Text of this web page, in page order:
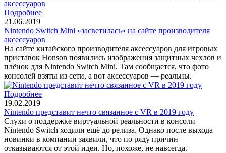
Подробнее
21.06.2019
Nintendo Switch Mini «засветилась» на сайте производителя
аксессуаров
На сайте китайского производителя аксессуаров для игровых
приставок Honson появились изображения защитных чехлов и
плёнок для Nintendo Switch Mini. Там сообщается, что фото
консолей взяты из сети, а вот аксессуаров — реальны.
Подробнее
19.02.2019
Nintendo представит нечто связанное с VR в 2019 году
Слухи о поддержке виртуальной реальности в консоли
Nintendo Switch ходили ещё до релиза. Однако после выхода
новинки в компании заявили, что по ряду причин
отказываются от этой идеи. Но, похоже, не навсегда.